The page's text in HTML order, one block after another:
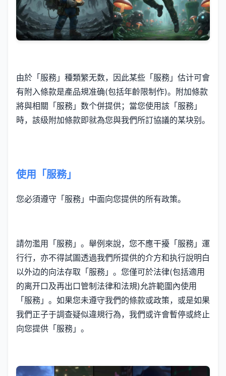
由於「服務」種類繁无数，因此某些「服務」估计可會
有附入條款是產品規准确(包括年齡限制作)。附加條款
將與相關「服務」数个併提供；當您使用該「服務」
時，該级附加條款即就為您與我們所訂協議的某块别。
使用「服務」
您必須遵守「服務」中面向您提供的所有政策。
請勿濫用「服務」。舉例來說，您不應干擾「服務」運
行行，亦不得試圖透過我們所提供的介方和执行說明白
以外边的向法存取「服務」。您僅可於法律(包括適用
的离开口及再出口管制法律和法規)允許範圍內使用
「服務」。如果您未遵守我們的條款或政策，或是如果
我們正子于調查疑似違規行為，我們或许會暫停或終止
向您提供「服務」。